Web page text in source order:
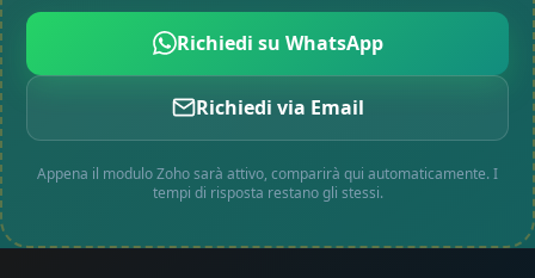
Richiedi su WhatsApp
Richiedi via Email
Appena il modulo Zoho sarà attivo, comparirà qui automaticamente. I
tempi di risposta restano gli stessi.